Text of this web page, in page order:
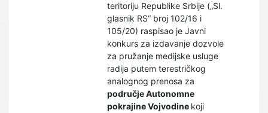
teritoriju Republike Srbije („Sl.
glasnik RS“ broj 102/16 i
105/20) raspisao je Javni
konkurs za izdavanje dozvole
za pružanje medijske usluge
radija putem terestričkog
analognog prenosa za
područje Autonomne
pokrajine Vojvodine koji